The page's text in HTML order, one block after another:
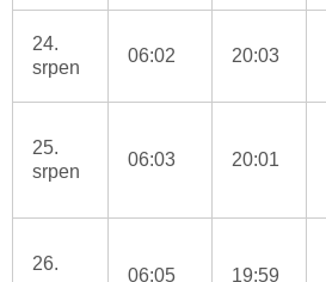
24.
srpen
06:02 20:03
25.
srpen
06:03 20:01
26.
06:05 19:59